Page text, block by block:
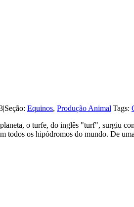
|Seção: Equinos, Produção Animal|Tags:
o turfe, do inglês "turf", surgiu
todos os hipódromos do mundo. De